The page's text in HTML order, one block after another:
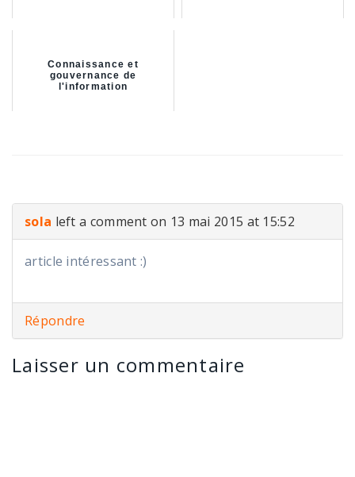
Connaissance et
gouvernance de
l'information
sola left a comment on 13 mai 2015 at 15:52
article intéressant :)
Répondre
Laisser un commentaire